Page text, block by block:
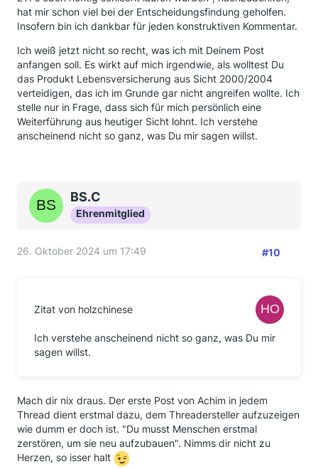
hat mir schon viel bei der Entscheidungsfindung geholfen.
Insofern bin ich dankbar für jeden konstruktiven Kommentar.
Ich weiß jetzt nicht so recht, was ich mit Deinem Post
anfangen soll. Es wirkt auf mich irgendwie, als wolltest Du
das Produkt Lebensversicherung aus Sicht 2000/2004
verteidigen, das ich im Grunde gar nicht angreifen wollte. Ich
stelle nur in Frage, dass sich für mich persönlich eine
Weiterführung aus heutiger Sicht lohnt. Ich verstehe
anscheinend nicht so ganz, was Du mir sagen willst.
BS.C
Ehrenmitglied
26. Oktober 2024 um 17:49 #10
Zitat von holzchinese
Ich verstehe anscheinend nicht so ganz, was Du mir
sagen willst.
Mach dir nix draus. Der erste Post von Achim in jedem
Thread dient erstmal dazu, dem Threadersteller aufzuzeigen
wie dumm er doch ist. "Du musst Menschen erstmal
zerstören, um sie neu aufzubauen". Nimms dir nicht zu
Herzen, so isser halt